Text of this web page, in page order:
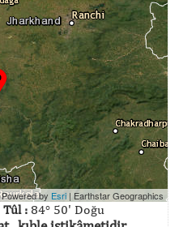
Powered by Esri | Earthstar Geographics
Tûl :84° 50' Doğu